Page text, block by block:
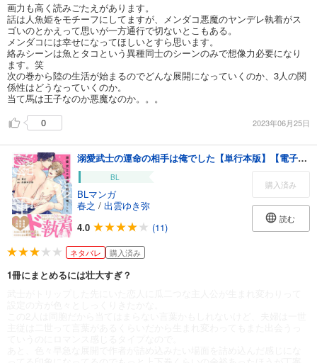
画力も高く読みごたえがあります。
話は人魚姫をモチーフにしてますが、メンダコ悪魔のヤンデレ執着がス
ゴいのとかえって思いが一方通行で切ないとこもある。
メンダコには幸せになってほしいとすら思います。
絡みシーンは魚とタコという異種同士のシーンのみで想像力必要になり
ます。笑
次の巻から陸の生活が始まるのでどんな展開になっていくのか、3人の関
係性はどうなっていくのか。
当て馬は王子なのか悪魔なのか。。。
0
2023年06月25日
溺愛武士の運命の相手は俺でした【単行本版】【電子限定描き下ろし漫画付き】
BL
BLマンガ
春之 / 出雲ゆき弥
4.0
(11)
購入済み
読む
ネタバレ 購入済み
1冊にまとめるには壮大すぎ？